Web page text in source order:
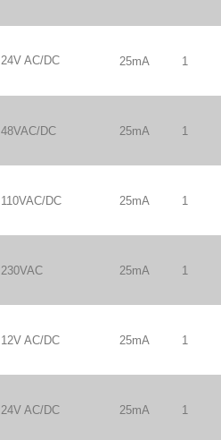
24V AC/DC 25mA 1
48VAC/DC 25mA 1
110VAC/DC 25mA 1
230VAC 25mA 1
12V AC/DC 25mA 1
24V AC/DC 25mA 1